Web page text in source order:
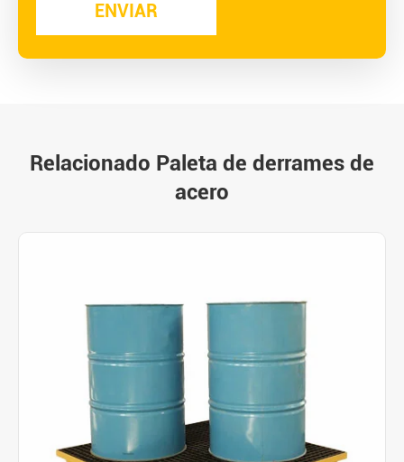
Relacionado Paleta de derrames de
acero